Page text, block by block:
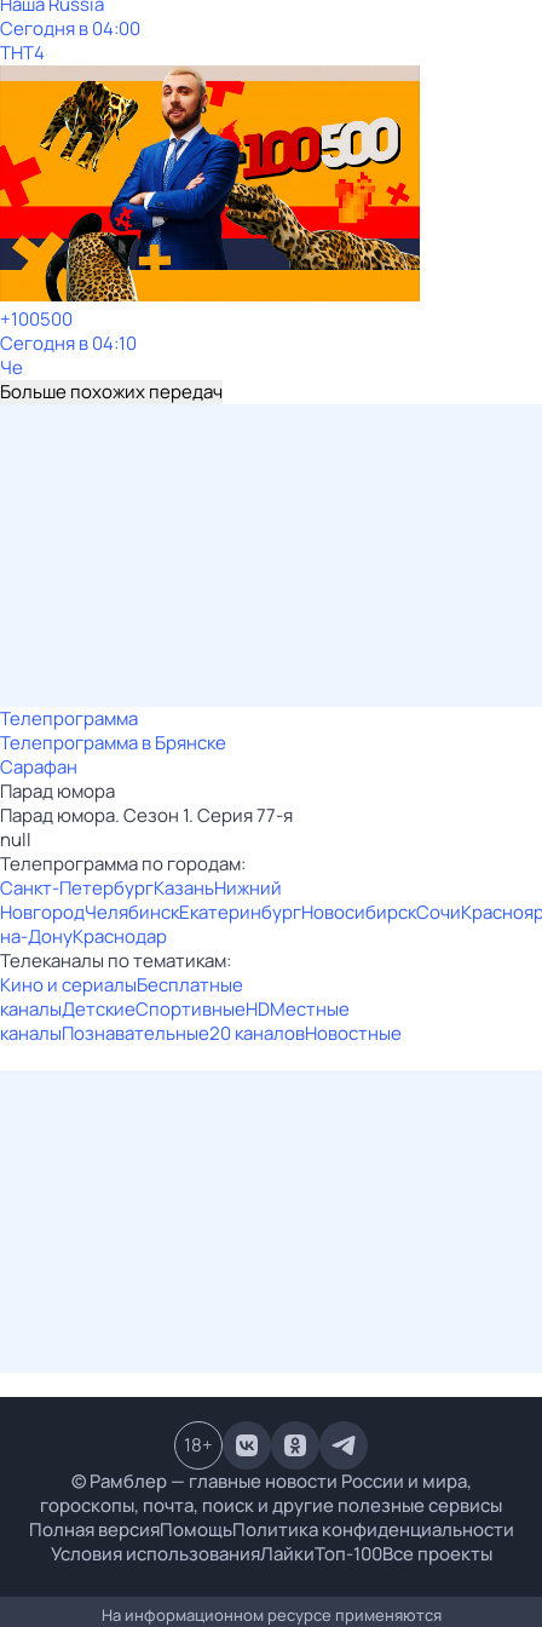
Сегодня в 04:00
ТНТ4
+100500
Сегодня в 04:10
Че
Больше похожих передач
Телепрограмма
Телепрограмма в Брянске
Сарафан
Парад юмора
Парад юмора. Сезон 1. Серия 77-я
null
Телепрограмма по городам:
Санкт-ПетербургКазаньНижний
НовгородЧелябинскЕкатеринбургНовосибирскСочи
на-ДонуКраснодар
Телеканалы по тематикам:
Кино и сериалыБесплатные
каналыДетскиеСпортивныеHDМестные
каналыПознавательные20 каналовНовостные
© Рамблер — главные новости России и мира,
гороскопы, почта, поиск и другие полезные сервисы
Полная версияПомощьПолитика конфиденциальности
Условия использованияЛайкиТоп-100Все проекты
18+
На информационном ресурсе применяются